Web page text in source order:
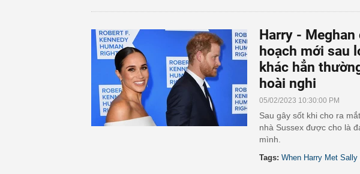
Harry -
hoạch mới sau
khác hẳn
hoài nghi
05/02/2023 10:30:00 PM
Sau gây sốt khi cho ra
nhà Sussex được cho là
mình.
Tags: When Harry Met Sally